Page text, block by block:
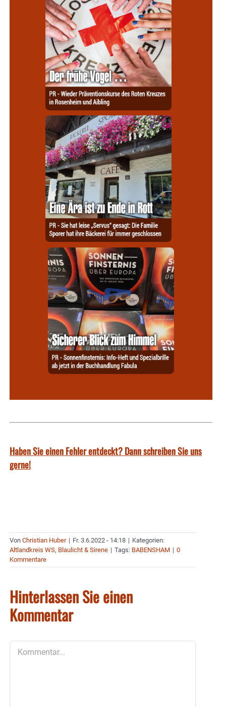
Haben Sie einen Fehler entdeckt? Dann schreiben Sie uns
gerne!
Von Christian Huber | Fr. 3.6.2022 - 14:18 | Kategorien:
Altlandkreis WS, Blaulicht & Sirene | Tags: BABENSHAM | 0
Kommentare
Hinterlassen Sie einen
Kommentar